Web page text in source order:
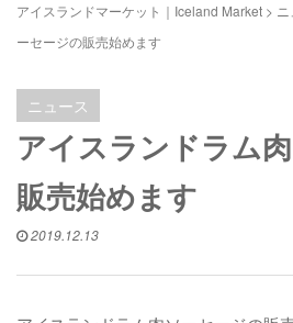
アイスランドマーケット｜Iceland Market >
ーセージの販売始めます
ニュース
アイスランドラム
販売始めます
2019.12.13